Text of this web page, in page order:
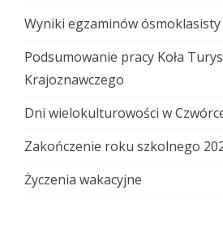
Wyniki egzaminów ósmoklasisty
Podsumowanie pracy Koła
Krajoznawczego
Dni wielokulturowości w
Zakończenie roku szkolnego
Życzenia wakacyjne